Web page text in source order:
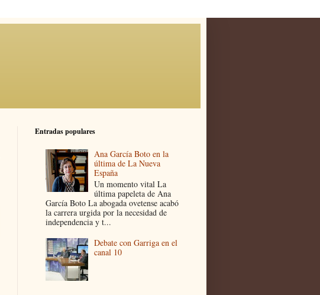
Entradas populares
Ana García Boto en la
última de La Nueva
España
Un momento vital La
última papeleta de Ana
García Boto La abogada ovetense acabó
la carrera urgida por la necesidad de
independencia y t...
Debate con Garriga en el
canal 10